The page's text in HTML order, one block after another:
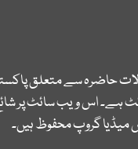
حاضرہ سے متعلق
ہے۔ اس ویب سائٹ پر
گروپ محفوظ ہیں۔